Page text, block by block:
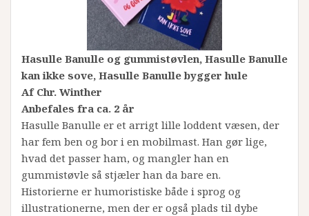
Hasulle Banulle og gummistøvlen, Hasulle Banulle
kan ikke sove, Hasulle Banulle bygger hule
Af Chr. Winther
Anbefales fra ca. 2 år
Hasulle Banulle er et arrigt lille loddent væsen, der
har fem ben og bor i en mobilmast. Han gør lige,
hvad det passer ham, og mangler han en
gummistøvle så stjæler han da bare en.
Historierne er humoristiske både i sprog og
illustrationerne, men der er også plads til dybe